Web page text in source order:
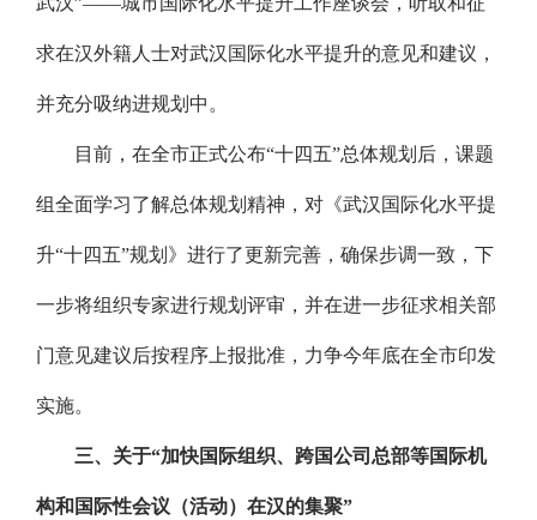
求在汉外籍人士对武汉国际化水平提升的意见和建议，
并充分吸纳进规划中。
目前，在全市正式公布“十四五”总体规划后，课题
组全面学习了解总体规划精神，对《武汉国际化水平提
升“十四五”规划》进行了更新完善，确保步调一致，下
一步将组织专家进行规划评审，并在进一步征求相关部
门意见建议后按程序上报批准，力争今年底在全市印发
实施。
三、关于“加快国际组织、跨国公司总部等国际机
构和国际性会议（活动）在汉的集聚”